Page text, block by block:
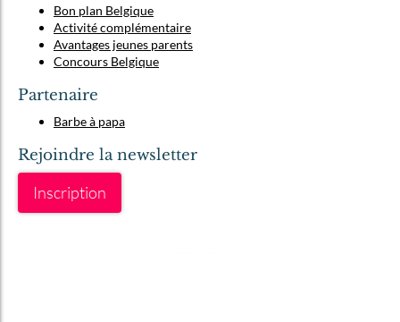
Bon plan Belgique
Activité complémentaire
Avantages jeunes parents
Concours Belgique
Partenaire
Barbe à papa
Rejoindre la newsletter
Inscription